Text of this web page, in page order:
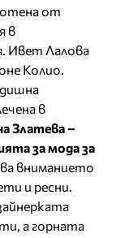
от
в
Ивет Лалова
Колио.
в
Златева –
за мода за
вниманието
и ресни.
а горната